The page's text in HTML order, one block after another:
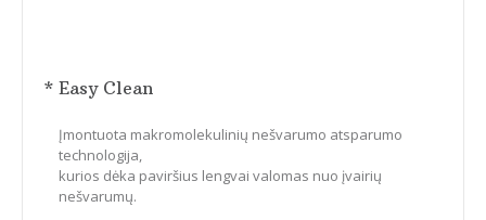
* Easy Clean
Įmontuota makromolekulinių nešvarumo atsparumo
technologija,
kurios dėka paviršius lengvai valomas nuo įvairių
nešvarumų.